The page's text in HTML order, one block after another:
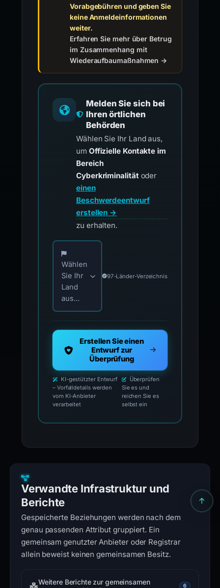
Vorabgebühren und geben Sie
keine Anmeldeinformationen
weiter.
Erfahren Sie mehr über Betrug
im Zusammenhang mit
Wiederaufbaumaßnahmen →
Melden Sie sich bei
Ihren örtlichen
Behörden
Wählen Sie Ihr Land aus,
um Offizielle Kontakte im
Bereich
Cyberkriminalitätoder
einen
Beschwerdeentwurf
erstellen →
zu erhalten.
Wählen Sie Ihr Land für offizielle
Wählen
Sie Ihr
Land
aus...
97-Länder-Verzeichnis
Erstellen Sie einen
Entwurf zur
Überprüfung
KI-gestützter Entwurf
– Vorfalldetails werden
vom KI-Anbieter
verarbeitet
Überprüfen
Sie es und
reichen Sie es
selbst ein
Verwandte Infrastruktur und
Berichte
Gespeicherte Beziehungen werden nach dem
genau passenden Attribut gruppiert. Ein
gemeinsam genutzter Anbieter oder Registrar
allein beweist keinen gemeinsamen Besitz.
Weitere Berichte zur gemeinsamen
6